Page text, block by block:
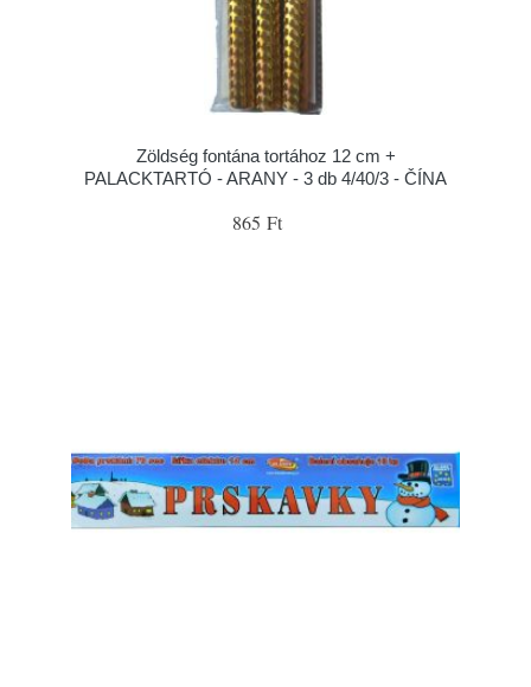
Zöldség fontána tortához 12 cm +
PALACKTARTÓ - ARANY - 3 db 4/40/3 - ČÍNA
865 Ft